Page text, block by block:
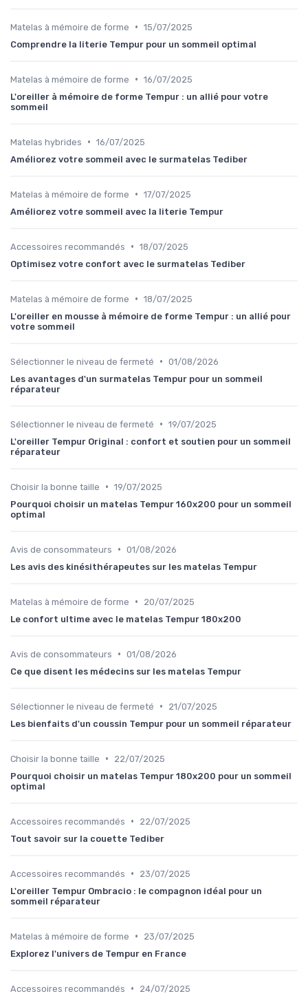
Matelas à mémoire de forme • 15/07/2025
Comprendre la literie Tempur pour un sommeil optimal
Matelas à mémoire de forme • 16/07/2025
L'oreiller à mémoire de forme Tempur : un allié pour votre
sommeil
Matelas hybrides • 16/07/2025
Améliorez votre sommeil avec le surmatelas Tediber
Matelas à mémoire de forme • 17/07/2025
Améliorez votre sommeil avec la literie Tempur
Accessoires recommandés • 18/07/2025
Optimisez votre confort avec le surmatelas Tediber
Matelas à mémoire de forme • 18/07/2025
L'oreiller en mousse à mémoire de forme Tempur : un allié pour
votre sommeil
Sélectionner le niveau de fermeté • 01/08/2026
Les avantages d'un surmatelas Tempur pour un sommeil
réparateur
Sélectionner le niveau de fermeté • 19/07/2025
L'oreiller Tempur Original : confort et soutien pour un sommeil
réparateur
Choisir la bonne taille • 19/07/2025
Pourquoi choisir un matelas Tempur 160x200 pour un sommeil
optimal
Avis de consommateurs • 01/08/2026
Les avis des kinésithérapeutes sur les matelas Tempur
Matelas à mémoire de forme •
20/07/2025
Le confort ultime avec le matelas Tempur 180x200
Avis de consommateurs • 01/08/2026
Ce que disent les médecins sur les matelas Tempur
Sélectionner le niveau de fermeté •
21/07/2025
Les bienfaits d'un coussin Tempur pour un sommeil réparateur
Choisir la bonne taille •
22/07/2025
Pourquoi choisir un matelas Tempur 180x200 pour un sommeil
optimal
Accessoires recommandés •
22/07/2025
Tout savoir sur la couette Tediber
Accessoires recommandés •
23/07/2025
L'oreiller Tempur Ombracio : le compagnon idéal pour un
sommeil réparateur
Matelas à mémoire de forme •
23/07/2025
Explorez l'univers de Tempur en France
Accessoires recommandés •
24/07/2025